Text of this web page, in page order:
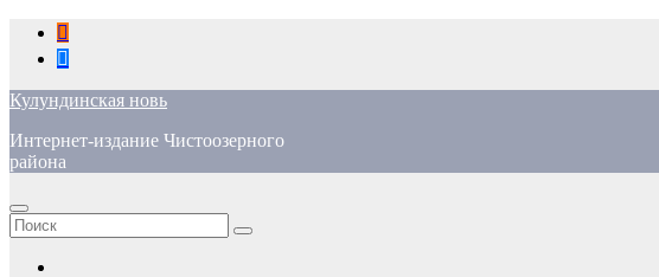
Перейти
содержимому
Кулундинская новь
Интернет-издание Чистоозерного
района